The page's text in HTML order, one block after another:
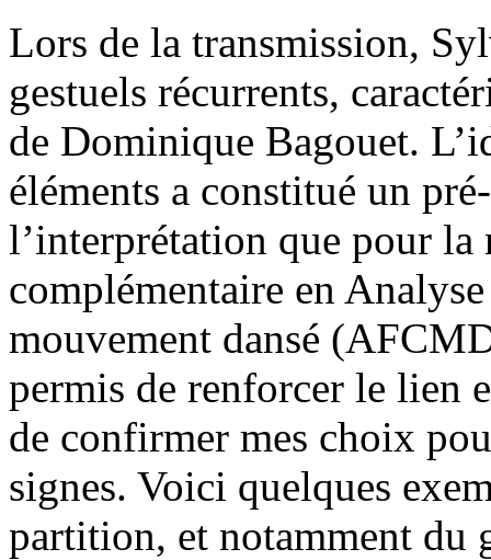
Lors de la transmission,
gestuels récurrents,
de Dominique Bagouet.
éléments a constitué un
l’interprétation que pour
complémentaire en
mouvement dansé
permis de renforcer le lien
de confirmer mes choix
signes. Voici quelques
partition, et notamment du